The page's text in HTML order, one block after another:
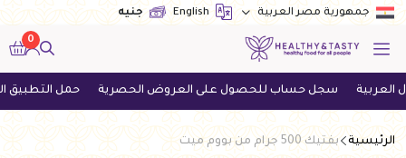
جمهورية مصر العربية English جنيه
0
سجل حساب للحصول على العروض الحصرية حمل التطبيق الآن
الرئيسية بفتيك 500 جرام من بووم ميت